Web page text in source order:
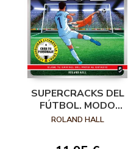
SUPERCRACKS DEL
FÚTBOL. MODO
CARRERA. EL REY
ROLAND HALL